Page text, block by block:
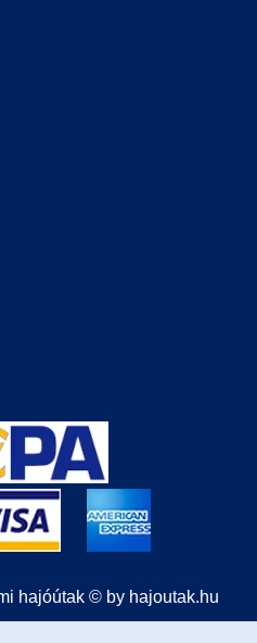
hajóútak © by hajoutak.hu